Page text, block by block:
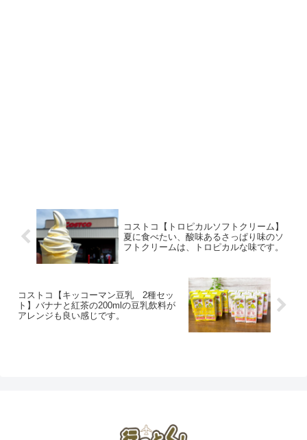
コストコ【トロピカルソフトクリーム】
夏に食べたい、酸味あるさっぱり味のソ
フトクリームは、トロピカルな味です。
コストコ【キッコーマン豆乳 2種セッ
ト】バナナと紅茶の200mlの豆乳飲料が
アレンジも良い感じです。